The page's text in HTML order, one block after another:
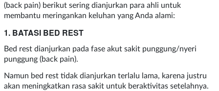
(back pain) berikut sering dianjurkan para ahli untuk
membantu meringankan keluhan yang Anda alami:
1. BATASI BED REST
Bed rest dianjurkan pada fase akut sakit punggung/nyeri
punggung (back pain).
Namun bed rest tidak dianjurkan terlalu lama, karena justru
akan meningkatkan rasa sakit untuk beraktivitas setelahnya.